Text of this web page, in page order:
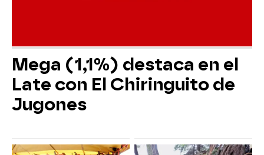
Mega (1,1%) destaca en el
Late con El Chiringuito de
Jugones